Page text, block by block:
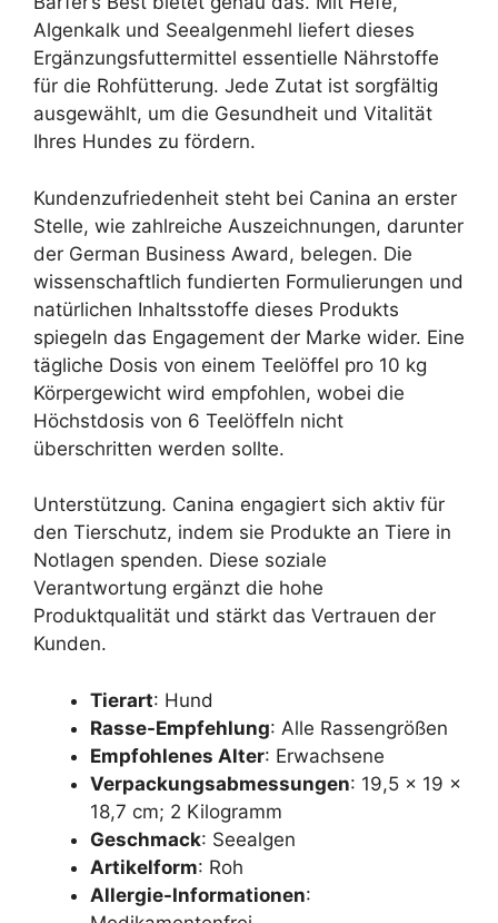
Algenkalk und Seealgenmehl liefert dieses
Ergänzungsfuttermittel essentielle Nährstoffe
für die Rohfütterung. Jede Zutat ist sorgfältig
ausgewählt, um die Gesundheit und Vitalität
Ihres Hundes zu fördern.
Kundenzufriedenheit steht bei Canina an erster
Stelle, wie zahlreiche Auszeichnungen, darunter
der German Business Award, belegen. Die
wissenschaftlich fundierten Formulierungen und
natürlichen Inhaltsstoffe dieses Produkts
spiegeln das Engagement der Marke wider. Eine
tägliche Dosis von einem Teelöffel pro 10 kg
Körpergewicht wird empfohlen, wobei die
Höchstdosis von 6 Teelöffeln nicht
überschritten werden sollte.
Unterstützung. Canina engagiert sich aktiv für
den Tierschutz, indem sie Produkte an Tiere in
Notlagen spenden. Diese soziale
Verantwortung ergänzt die hohe
Produktqualität und stärkt das Vertrauen der
Kunden.
Tierart: Hund
Rasse-Empfehlung: Alle Rassengrößen
Empfohlenes Alter: Erwachsene
Verpackungsabmessungen: 19,5 x 19 x
18,7 cm; 2 Kilogramm
Geschmack: Seealgen
Artikelform: Roh
Allergie-Informationen: